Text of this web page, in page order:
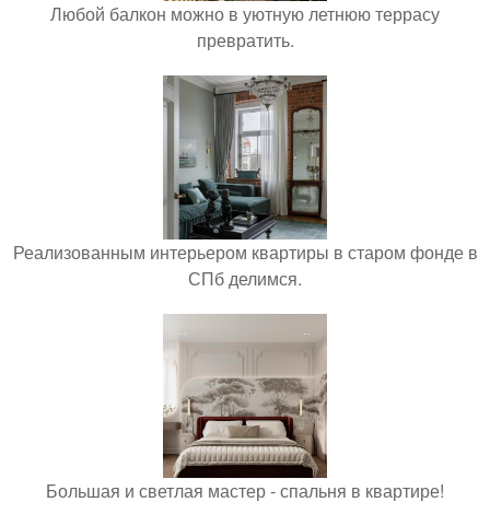
Любой балкон можно в уютную летнюю террасу
превратить.
Реализованным интерьером квартиры в старом фонде в
СПб делимся.
Большая и светлая мастер - спальня в квартире!